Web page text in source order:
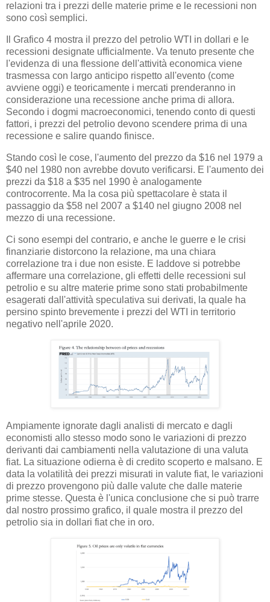
relazioni tra i prezzi delle materie prime e le recessioni non
sono così semplici.
Il Grafico 4 mostra il prezzo del petrolio WTI in dollari e le
recessioni designate ufficialmente. Va tenuto presente che
l'evidenza di una flessione dell'attività economica viene
trasmessa con largo anticipo rispetto all'evento (come
avviene oggi) e teoricamente i mercati prenderanno in
considerazione una recessione anche prima di allora.
Secondo i dogmi macroeconomici, tenendo conto di questi
fattori, i prezzi del petrolio devono scendere prima di una
recessione e salire quando finisce.
Stando così le cose, l'aumento del prezzo da $16 nel 1979 a
$40 nel 1980 non avrebbe dovuto verificarsi. E l'aumento dei
prezzi da $18 a $35 nel 1990 è analogamente
controcorrente. Ma la cosa più spettacolare è stata il
passaggio da $58 nel 2007 a $140 nel giugno 2008 nel
mezzo di una recessione.
Ci sono esempi del contrario, e anche le guerre e le crisi
finanziarie distorcono la relazione, ma una chiara
correlazione tra i due non esiste. E laddove si potrebbe
affermare una correlazione, gli effetti delle recessioni sul
petrolio e su altre materie prime sono stati probabilmente
esagerati dall'attività speculativa sui derivati, la quale ha
persino spinto brevemente i prezzi del WTI in territorio
negativo nell'aprile 2020.
Ampiamente ignorate dagli analisti di mercato e dagli
economisti allo stesso modo sono le variazioni di prezzo
derivanti dai cambiamenti nella valutazione di una valuta
fiat. La situazione odierna è di credito scoperto e malsano. E
data la volatilità dei prezzi misurati in valute fiat, le variazioni
di prezzo provengono più dalle valute che dalle materie
prime stesse. Questa è l'unica conclusione che si può trarre
dal nostro prossimo grafico, il quale mostra il prezzo del
petrolio sia in dollari fiat che in oro.